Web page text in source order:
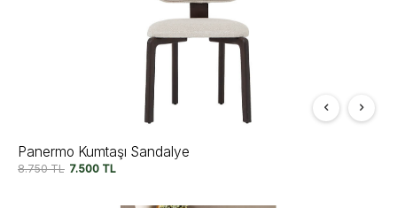
Panermo Kumtaşı Sandalye
8.750TL 7.500 TL